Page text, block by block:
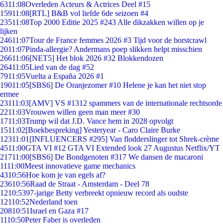
6311:08Overleden Acteurs & Actrices Deel #15
15911:08[RTL] B&B vol liefde 6de seizoen #4
23511:08Top 2000 Editie 2025 #243 Alle dikzakken willen op je
lijken
24611:07Tour de France femmes 2026 #3 Tijd voor de borstcrawl
2011:07Pinda-allergie? Andermans poep slikken helpt misschien
26611:06[NET5] Het blok 2026 #32 Blokkendozen
26411:05Lied van de dag #52
7911:05Vuelta a España 2026 #1
19011:05[SBS6] De Oranjezomer #10 Helene je kan het niet stop
ermee
23111:03[AMV] VS #1312 spammers van de internationale rechtsorde
2211:03Vrouwen willen geen man meer #30
1711:03Trump wil dat J.D. Vance hem in 2028 opvolgt
1511:02[Boekbespreking] Yesteryear - Caro Claire Burke
12311:01 [INFLUENCERS #295] Van flodderslinger tot Shrek-crème
4511:00GTA VI #12 GTA VI Extended look 27 Augustus Netflix/YT
21711:00[SBS6] De Bondgenoten #317 We dansen de macaroni
1111:00Meest innovatieve game mechanics
4310:56Hoe kom je van egels af?
23610:56Raad de Straat - Amsterdam - Deel 78
1210:5397-jarige Betty verbreekt opnieuw record als oudste
12110:52Nederland toen
20810:51Israel en Gaza #17
1110:50Peter Faber is overleden